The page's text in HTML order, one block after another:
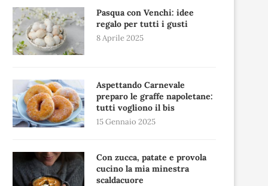
Pasqua con Venchi: idee
regalo per tutti i gusti
8 Aprile 2025
Aspettando Carnevale
preparo le graffe napoletane:
tutti vogliono il bis
15 Gennaio 2025
Con zucca, patate e provola
cucino la mia minestra
scaldacuore